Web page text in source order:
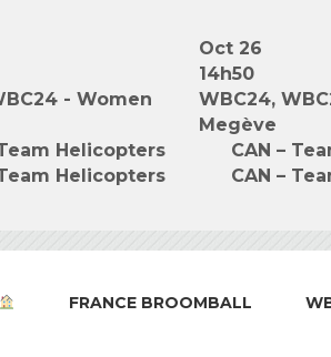
- Women
Helicopters
Helicopters
Oct 26
14h50
WBC24,
Megève
CAN –
CAN –
FRANCE BROOMBALL